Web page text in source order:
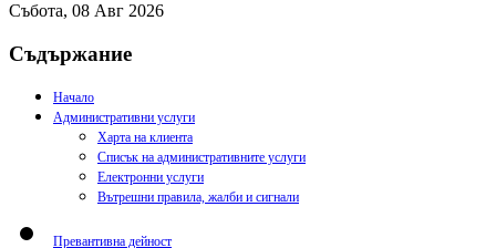
Събота, 08 Авг 2026
Съдържание
Начало
Административни услуги
Харта на клиента
Списък на административните услуги
Електронни услуги
Вътрешни правила, жалби и сигнали
Превантивна дейност